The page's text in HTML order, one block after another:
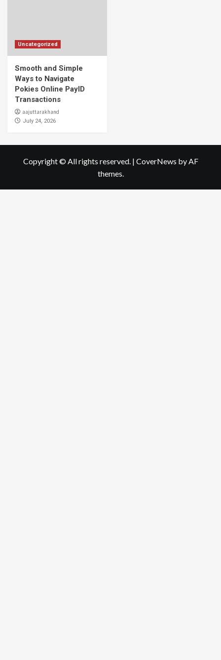
Uncategorized
Smooth and Simple
Ways to Navigate
Pokies Online PayID
Transactions
aajuttarakhand
July 24, 2026
Copyright © All rights reserved. | CoverNews by AF
themes.